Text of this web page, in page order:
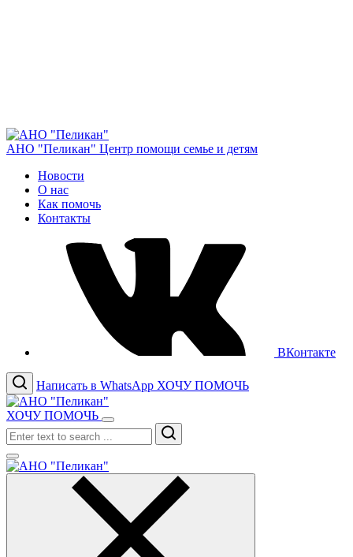
АНО "Пеликан" Центр помощи семье и детям
Новости
О нас
Как помочь
Контакты
ВКонтакте
Написать в WhatsApp ХОЧУ ПОМОЧЬ
ХОЧУ ПОМОЧЬ
Search